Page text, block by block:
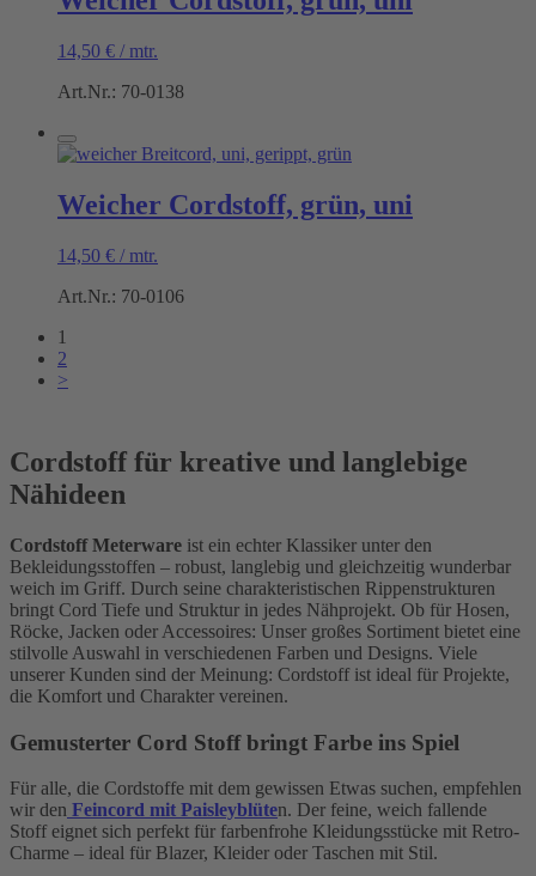
14,50 € / mtr.
Art.Nr.: 70-0138
Weicher Cordstoff, grün, uni
14,50 € / mtr.
Art.Nr.: 70-0106
1
2
>
Cordstoff für kreative und langlebige
Nähideen
Cordstoff Meterware ist ein echter Klassiker unter den
Bekleidungsstoffen – robust, langlebig und gleichzeitig wunderbar
weich im Griff. Durch seine charakteristischen Rippenstrukturen
bringt Cord Tiefe und Struktur in jedes Nähprojekt. Ob für Hosen,
Röcke, Jacken oder Accessoires: Unser großes Sortiment bietet eine
stilvolle Auswahl in verschiedenen Farben und Designs. Viele
unserer Kunden sind der Meinung: Cordstoff ist ideal für Projekte,
die Komfort und Charakter vereinen.
Gemusterter Cord Stoff bringt Farbe ins Spiel
Für alle, die Cordstoffe mit dem gewissen Etwas suchen, empfehlen
wir den Feincord mit Paisleyblüten. Der feine, weich fallende
Stoff eignet sich perfekt für farbenfrohe Kleidungsstücke mit Retro-
Charme – ideal für Blazer, Kleider oder Taschen mit Stil.